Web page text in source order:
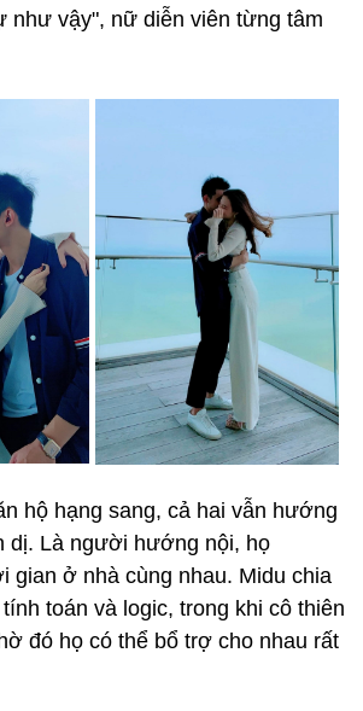
như vậy", nữ diễn viên từng tâm
hộ hạng sang, cả hai vẫn hướng
dị. Là người hướng nội, họ
gian ở nhà cùng nhau. Midu chia
toán và logic, trong khi cô thiên
đó họ có thể bổ trợ cho nhau rất